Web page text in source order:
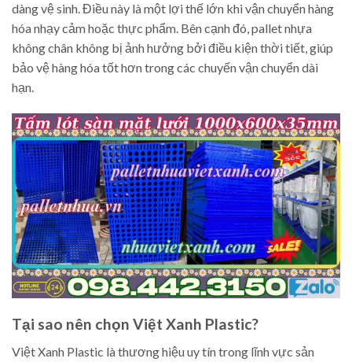
dàng vệ sinh. Điều này là một lợi thế lớn khi vận chuyển hàng
hóa nhạy cảm hoặc thực phẩm. Bên cạnh đó, pallet nhựa
không chân không bị ảnh hưởng bởi điều kiện thời tiết, giúp
bảo vệ hàng hóa tốt hơn trong các chuyến vận chuyển dài
hạn.
Tại sao nên chọn Việt Xanh Plastic?
Việt Xanh Plastic là thương hiệu uy tín trong lĩnh vực sản